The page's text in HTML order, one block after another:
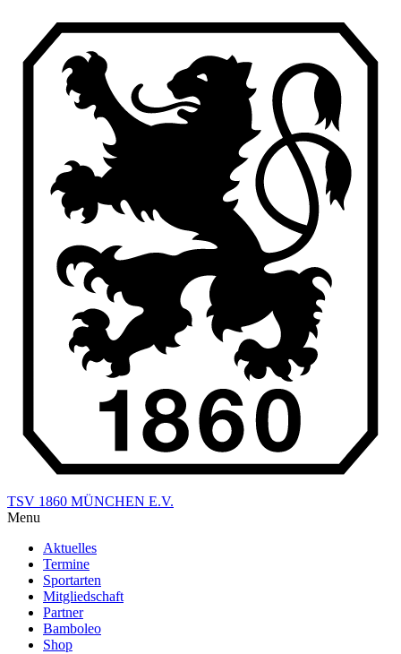
TSV 1860 MÜNCHEN E.V.
Menu
Aktuelles
Termine
Sportarten
Mitgliedschaft
Partner
Bamboleo
Shop